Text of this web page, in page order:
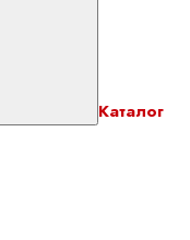
Каталог